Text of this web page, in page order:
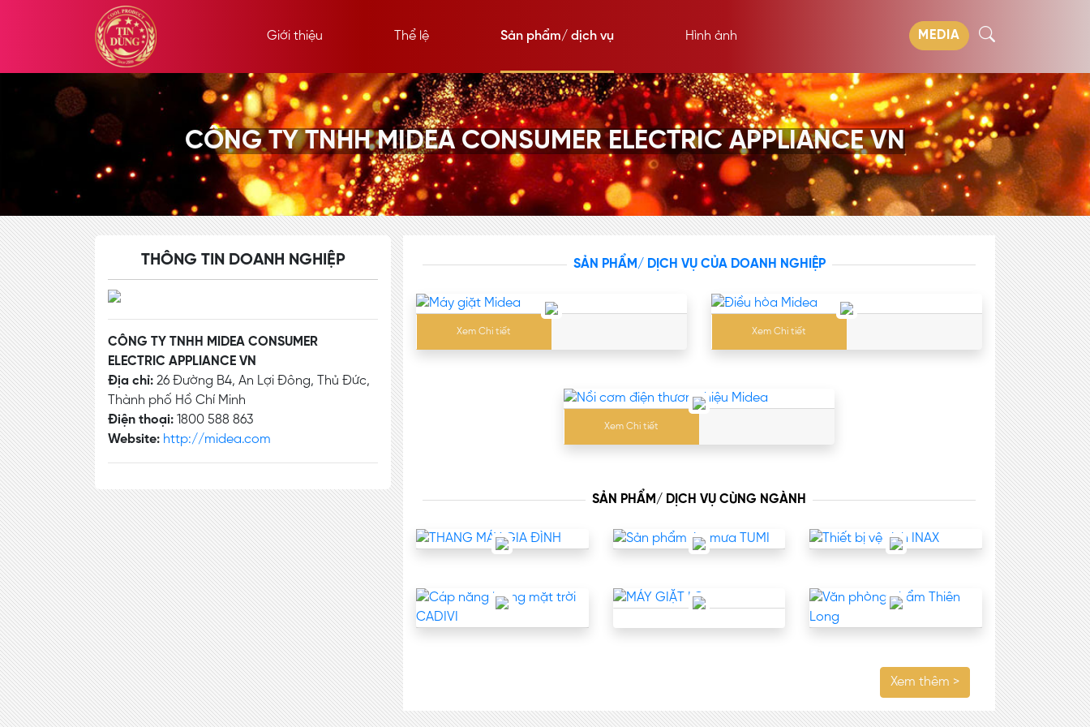
Giới thiệu Thể lệ Sản phẩm/ dịch vụ Hình ảnh MEDIA
CÔNG TY TNHH MIDEA CONSUMER ELECTRIC APPLIANCE VN
THÔNG TIN DOANH NGHIỆP
CÔNG TY TNHH MIDEA CONSUMER
ELECTRIC APPLIANCE VN
Địa chỉ: 26 Đường B4, An Lợi Đông, Thủ Đức,
Thành phố Hồ Chí Minh
Điện thoại: 1800 588 863
Website: http://midea.com
SẢN PHẨM/ DỊCH VỤ CỦA DOANH NGHIỆP
Xem Chi tiết Xem Chi tiết
Xem Chi tiết
SẢN PHẨM/ DỊCH VỤ CÙNG NGÀNH
Xem thêm >